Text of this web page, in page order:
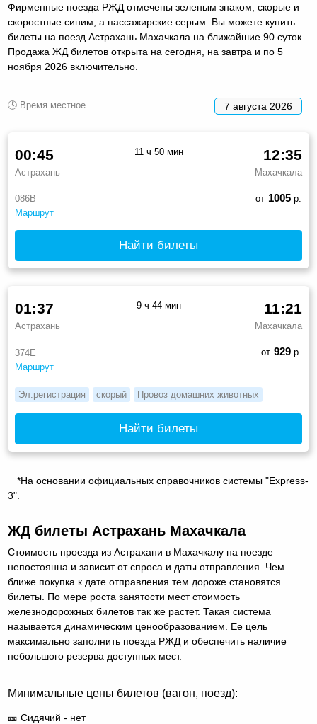
Фирменные поезда РЖД отмечены зеленым знаком, скорые и
скоростные синим, а пассажирские серым. Вы можете купить
билеты на поезд Астрахань Махачкала на ближайшие 90 суток.
Продажа ЖД билетов открыта на сегодня, на завтра и по 5
ноября 2026 включительно.
🕓 Время местное 7 августа 2026
086В
Маршрут
00:45
Астрахань
12:35
Махачкала
11 ч 50 мин
от 1005р.
Найти билеты
374Е
Маршрут
01:37
Астрахань
11:21
Махачкала
9 ч 44 мин
от 929р.
Эл.регистрация скорый Провоз домашних животных
Найти билеты
*На основании официальных справочников системы "Express-
3".
ЖД билеты Астрахань Махачкала
Стоимость проезда из Астрахани в Махачкалу на поезде
непостоянна и зависит от спроса и даты отправления. Чем
ближе покупка к дате отправления тем дороже становятся
билеты. По мере роста занятости мест стоимость
железнодорожных билетов так же растет. Такая система
называется динамическим ценообразованием. Ее цель
максимально заполнить поезда РЖД и обеспечить наличие
небольшого резерва доступных мест.
Минимальные цены билетов (вагон, поезд):
🎫 Сидячий - нет